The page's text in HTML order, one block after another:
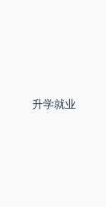
升学就业